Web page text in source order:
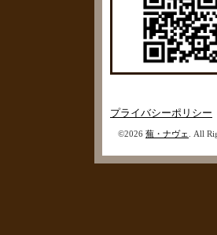
プライバシーポリシー
©2026 蕪・ナヴェ . All